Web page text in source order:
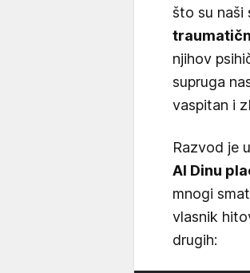
što su naši
njihov
supruga
vaspitan i
Razvod je
Al Dinu
mnogi
vlasnik
drugih: